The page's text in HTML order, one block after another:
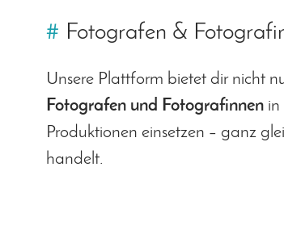
# Fotografen &
Unsere Plattform bietet dir nicht
Fotografen und Fotografinnen in
Produktionen einsetzen – ganz
handelt.